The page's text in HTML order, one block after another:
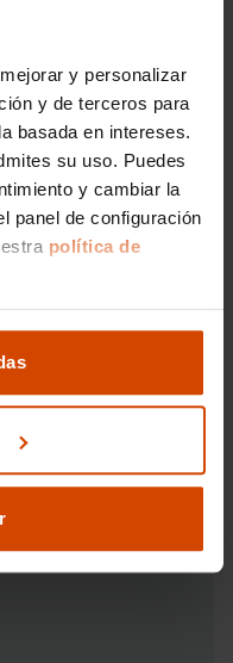
y personalizar
y de terceros para
basada en intereses.
su uso. Puedes
y cambiar la
panel de configuración
política de